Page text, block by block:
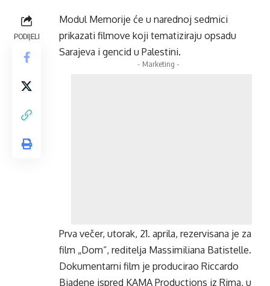
PODIJELI
Modul Memorije će u narednoj sedmici
prikazati filmove koji tematiziraju opsadu
Sarajeva i gencid u Palestini.
- Marketing -
Prva večer, utorak, 21. aprila, rezervisana je za
film „Dom“, reditelja Massimiliana Batistelle.
Dokumentarni film je producirao Riccardo
Biadene ispred KAMA Productions iz Rima, u